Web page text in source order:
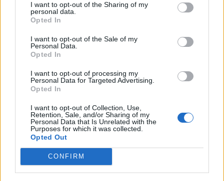
I want to opt-out of the Sharing of my
personal data.
Opted In
I want to opt-out of the Sale of my
Personal Data.
Opted In
I want to opt-out of processing my
Personal Data for Targeted Advertising.
Opted In
I want to opt-out of Collection, Use,
Retention, Sale, and/or Sharing of my
Personal Data that Is Unrelated with the
Purposes for which it was collected.
Opted Out
CONFIRM
Michálek Květová, Martina Netíková
Velké nic – režie Vít Klusák, Marika Pecháčková – producenti Vít
Klusák, Filip Remunda,
Pavla Klimešová
NEJLEPŠÍ REŽIE